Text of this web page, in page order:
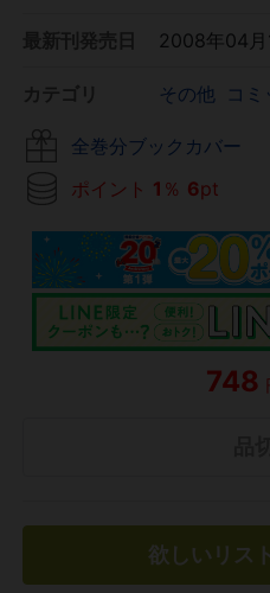
2008年04月
その他 コ
全巻分ブックカバー
ポイント 1 ％ 6pt
748
欲しいリス